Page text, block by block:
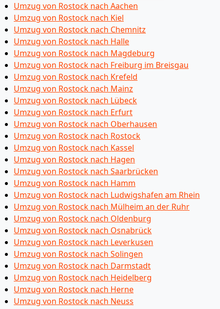
Umzug von Rostock nach Aachen
Umzug von Rostock nach Kiel
Umzug von Rostock nach Chemnitz
Umzug von Rostock nach Halle
Umzug von Rostock nach Magdeburg
Umzug von Rostock nach Freiburg im Breisgau
Umzug von Rostock nach Krefeld
Umzug von Rostock nach Mainz
Umzug von Rostock nach Lübeck
Umzug von Rostock nach Erfurt
Umzug von Rostock nach Oberhausen
Umzug von Rostock nach Rostock
Umzug von Rostock nach Kassel
Umzug von Rostock nach Hagen
Umzug von Rostock nach Saarbrücken
Umzug von Rostock nach Hamm
Umzug von Rostock nach Ludwigshafen am Rhein
Umzug von Rostock nach Mülheim an der Ruhr
Umzug von Rostock nach Oldenburg
Umzug von Rostock nach Osnabrück
Umzug von Rostock nach Leverkusen
Umzug von Rostock nach Solingen
Umzug von Rostock nach Darmstadt
Umzug von Rostock nach Heidelberg
Umzug von Rostock nach Herne
Umzug von Rostock nach Neuss